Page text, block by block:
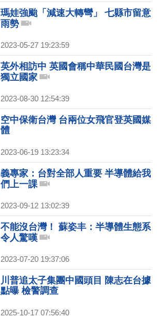
瑪娃強颱「減速大轉彎」 七縣市留意
雨勢
2023-05-27 19:23:59
英外相訪中 英國會稱中華民國台灣是
獨立國家
2023-08-30 12:54:39
空中保衛台灣 台兩位女飛官登英國媒
體
2023-06-19 13:23:34
義專家：台對全部人重要 半導體給我
們上一課
2023-09-12 13:02:39
不能沒台灣！ 蘇姿丰：半導體生態系
令人驚嘆
2023-07-20 19:37:06
川普追太子集團中國頭目 陳志在台據
點曝 檢警調查
2025-10-17 07:56:40